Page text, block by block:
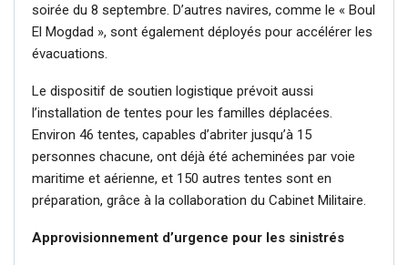
soirée du 8 septembre. D’autres navires, comme le « Boul
El Mogdad », sont également déployés pour accélérer les
évacuations.
Le dispositif de soutien logistique prévoit aussi
l’installation de tentes pour les familles déplacées.
Environ 46 tentes, capables d’abriter jusqu’à 15
personnes chacune, ont déjà été acheminées par voie
maritime et aérienne, et 150 autres tentes sont en
préparation, grâce à la collaboration du Cabinet Militaire.
Approvisionnement d’urgence pour les sinistrés